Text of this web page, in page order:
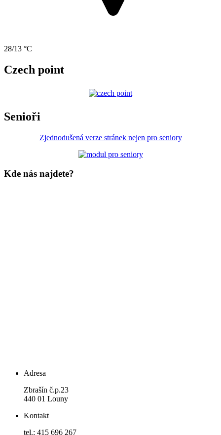
28/13 °C
Czech point
Senioři
Zjednodušená verze stránek nejen pro seniory
Kde nás najdete?
Adresa
Zbrašín č.p.23
440 01 Louny
Kontakt
tel.: 415 696 267